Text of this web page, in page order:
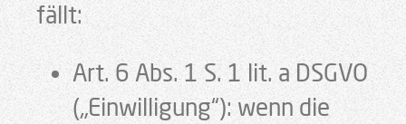
fällt:
Art. 6 Abs. 1 S. 1 lit. a DSGVO
(„Einwilligung“): wenn die